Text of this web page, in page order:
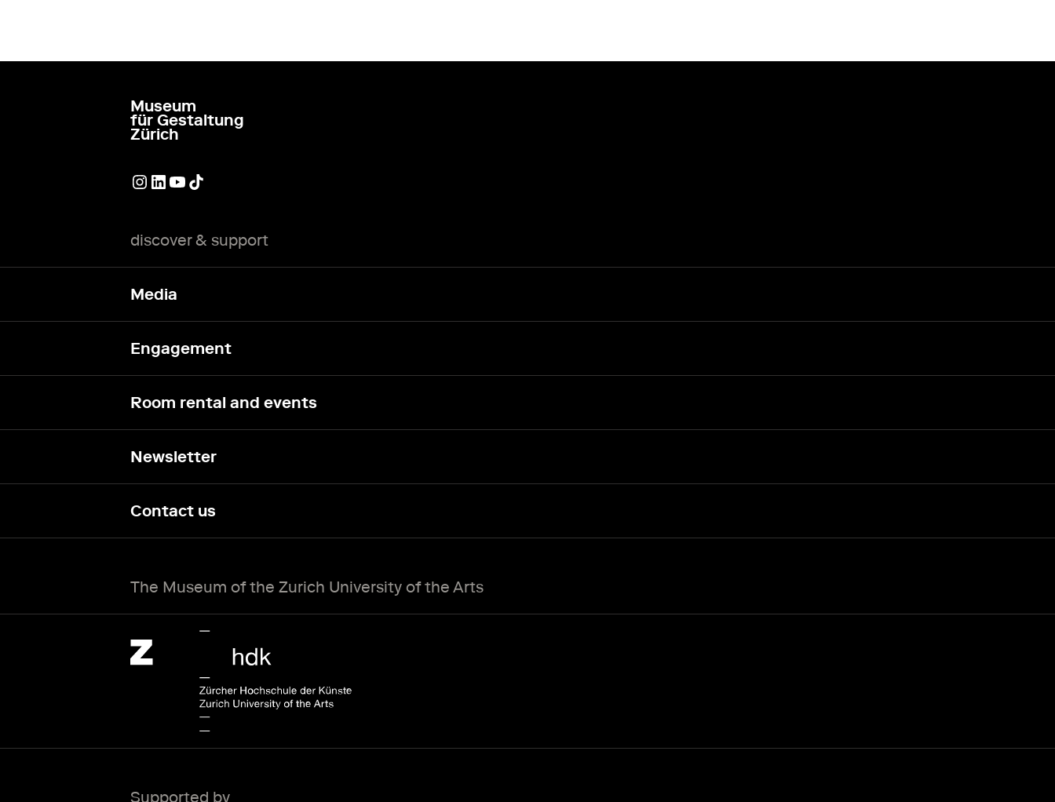
go to homepage
Museum
für Gestaltung
Zürich
External link
External link
External link
External link
discover & support
Media
Engagement
Room rental and events
Newsletter
Contact us
The Museum of the Zurich University of the Arts
Supported by